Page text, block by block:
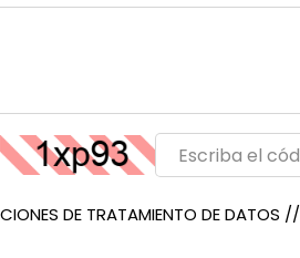
DE TRATAMIENTO DE DATOS //